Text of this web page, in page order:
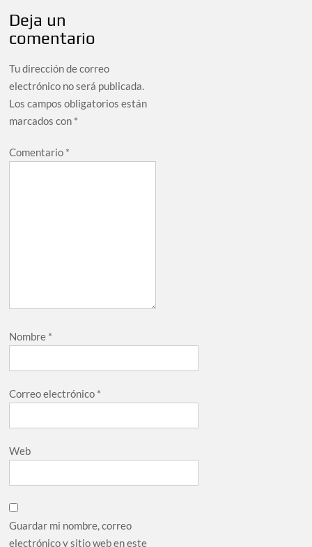
Deja un
comentario
Tu dirección de correo
electrónico no será publicada.
Los campos obligatorios están
marcados con *
Comentario *
Nombre *
Correo electrónico *
Web
Guardar mi nombre, correo
electrónico y sitio web en este